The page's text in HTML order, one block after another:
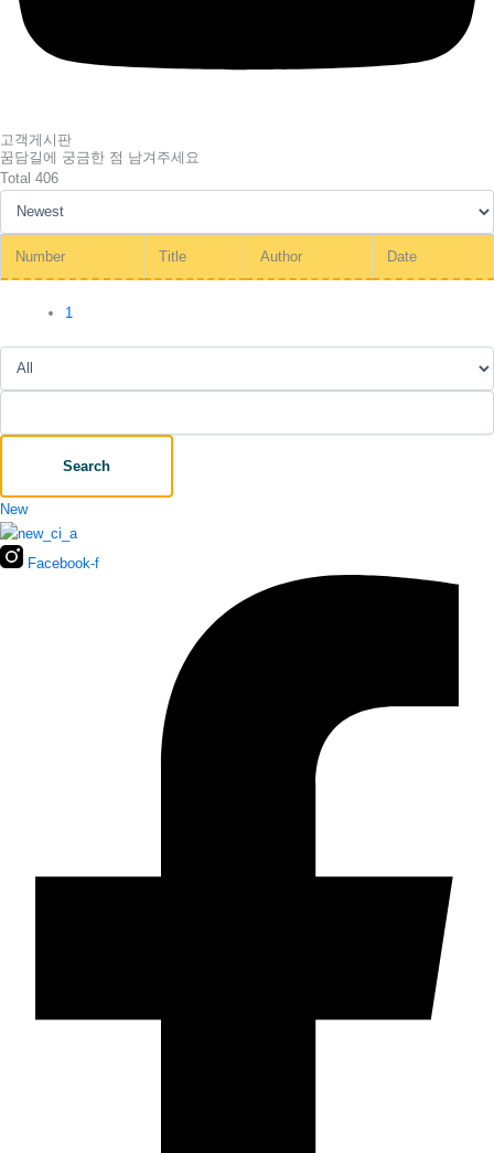
고객게시판
꿈담길에 궁금한 점 남겨주세요
Total 406
Number Title Author Date
1
Search
New
Facebook-f